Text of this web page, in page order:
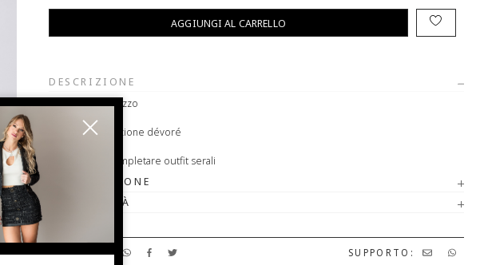
AGGIUNGI AL CARRELLO
DESCRIZIONE
Stola ampia in pizzo
Elegante lavorazione dévoré
Perfetta per completare outfit serali
COMPOSIZIONE
VESTIBILITÀ
CONDIVIDI: SUPPORTO: